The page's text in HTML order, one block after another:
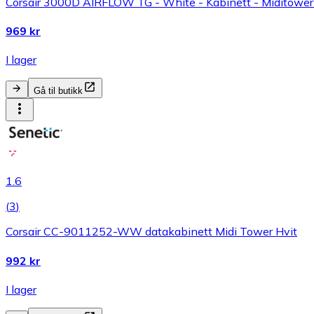
969 kr
I lager
Gå til butikk
1.6
(3)
Corsair CC-9011252-WW datakabinett Midi Tower Hvit
992 kr
I lager